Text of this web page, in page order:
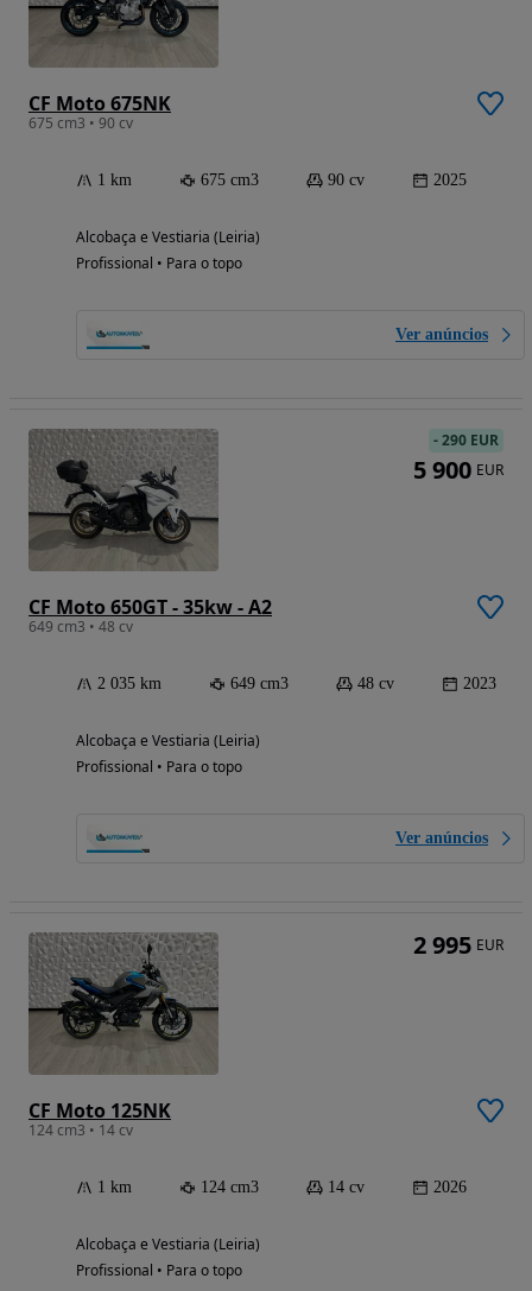
CF Moto 675NK
675 cm3 • 90 cv
1 km 675 cm3 90 cv 2025
Alcobaça e Vestiaria (Leiria)
Profissional • Para o topo
Ver anúncios
CF Moto 650GT - 35kw - A2
649 cm3 • 48 cv
2 035 km 649 cm3 48 cv 2023
Alcobaça e Vestiaria (Leiria)
Profissional • Para o topo
Ver anúncios
-290 EUR
5 900 EUR
CF Moto 125NK
124 cm3 • 14 cv
1 km 124 cm3 14 cv 2026
Alcobaça e Vestiaria (Leiria)
Profissional • Para o topo
2 995 EUR